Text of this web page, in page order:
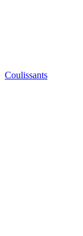
Coulissants